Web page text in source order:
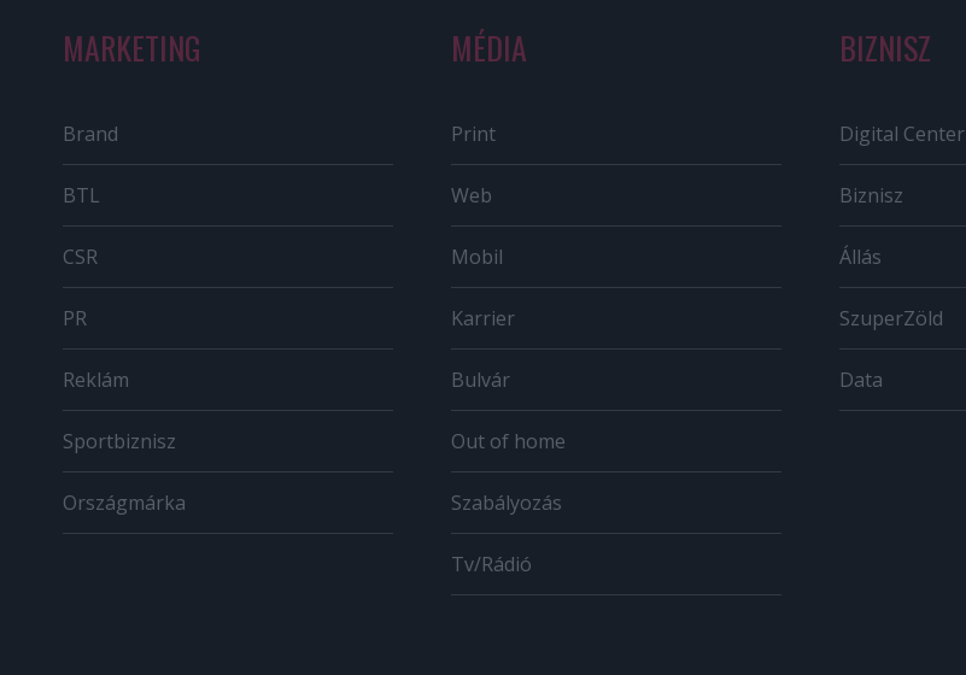
MARKETING
Brand
BTL
CSR
PR
Reklám
Sportbiznisz
Országmárka
MÉDIA
Print
Web
Mobil
Karrier
Bulvár
Out of home
Szabályozás
Tv/Rádió
BIZNISZ
Digital Center
Biznisz
Állás
SzuperZöld
Data